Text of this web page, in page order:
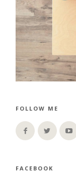
FOLLOW ME
FACEBOOK